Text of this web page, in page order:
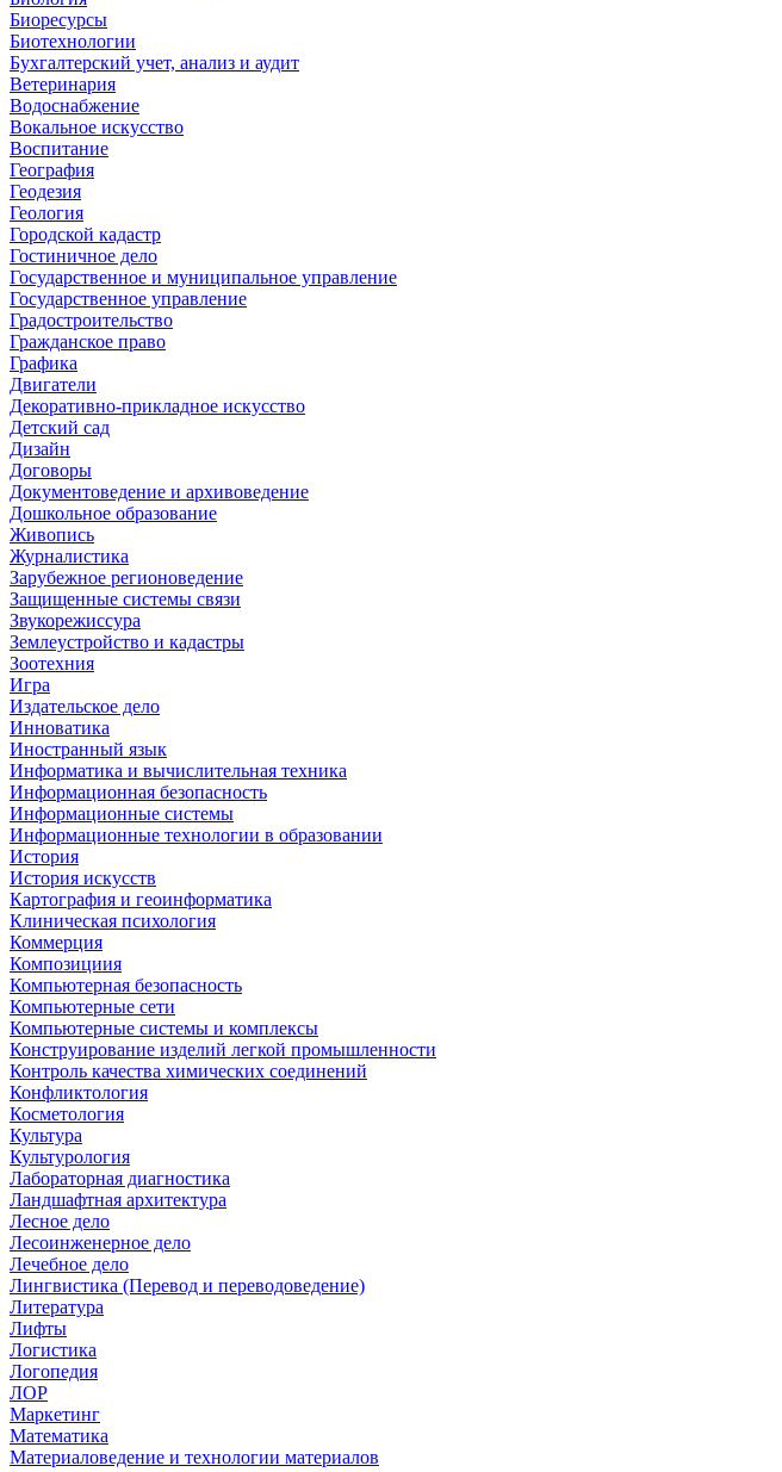
Биоресурсы
Биотехнологии
Бухгалтерский учет, анализ и аудит
Ветеринария
Водоснабжение
Вокальное искусство
Воспитание
География
Геодезия
Геология
Городской кадастр
Гостиничное дело
Государственное и муниципальное управление
Государственное управление
Градостроительство
Гражданское право
Графика
Двигатели
Декоративно-прикладное искусство
Детский сад
Дизайн
Договоры
Документоведение и архивоведение
Дошкольное образование
Живопись
Журналистика
Зарубежное регионоведение
Защищенные системы связи
Звукорежиссура
Землеустройство и кадастры
Зоотехния
Игра
Издательское дело
Инноватика
Иностранный язык
Информатика и вычислительная техника
Информационная безопасность
Информационные системы
Информационные технологии в образовании
История
История искусств
Картография и геоинформатика
Клиническая психология
Коммерция
Композициия
Компьютерная безопасность
Компьютерные сети
Компьютерные системы и комплексы
Конструирование изделий легкой промышленности
Контроль качества химических соединений
Конфликтология
Косметология
Культура
Культурология
Лабораторная диагностика
Ландшафтная архитектура
Лесное дело
Лесоинженерное дело
Лечебное дело
Лингвистика (Перевод и переводоведение)
Литература
Лифты
Логистика
Логопедия
ЛОР
Маркетинг
Математика
Материаловедение и технологии материалов